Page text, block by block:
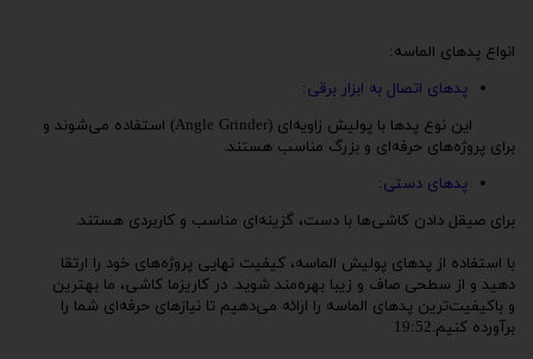
انواع پدهای الماسه:
پدهای اتصال به ابزار برقی:
این نوع پدها با پولیش زاویه‌ای (Angle Grinder) استفاده می‌شوند و
برای پروژه‌های حرفه‌ای و بزرگ مناسب هستند.
پدهای دستی:
برای صیقل دادن کاشی‌ها با دست، گزینه‌ای مناسب و کاربردی هستند.
با استفاده از پدهای پولیش الماسه، کیفیت نهایی پروژه‌های خود را ارتقا
دهید و از سطحی صاف و زیبا بهره‌مند شوید. در کاریزما کاشی، ما بهترین
و باکیفیت‌ترین پدهای الماسه را ارائه می‌دهیم تا نیازهای حرفه‌ای شما را
برآورده کنیم.19:52